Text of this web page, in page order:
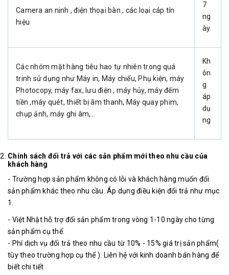
Camera an ninh , điện thoại bàn , các loại cáp tín
hiệu
7
ng
ày
Các nhóm mặt hàng tiêu hao tự nhiên trong quá
trinh sử dụng như Máy in, Máy chiếu, Phụ kiện, máy
Photocopy, máy fax, lưu điện , máy hủy, máy đếm
tiền ,máy quét, thiết bị âm thanh, Máy quay phim,
chụp ảnh, máy ghi âm,…
Kh
ôn
g
áp
dụ
ng
Chính sách đổi trả với các sản phẩm mới theo nhu cầu của
khách hàng
- Trường hợp sản phẩm không có lỗi và khách hàng muốn đổi
sản phẩm khác theo nhu cầu. Áp dụng điều kiện đổi trả như mục
1.
- Việt Nhật hỗ trợ đổi sản phẩm trong vòng 1-10 ngày cho từng
sản phẩm cụ thể.
- Phí dịch vụ đổi trả theo nhu cầu từ 10% - 15% giá trị sản phẩm(
tùy theo trường hợp cụ thể ). Liên hệ với kinh doanh bán hàng để
biết chi tiết